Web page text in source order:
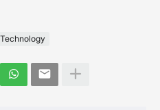
Technology